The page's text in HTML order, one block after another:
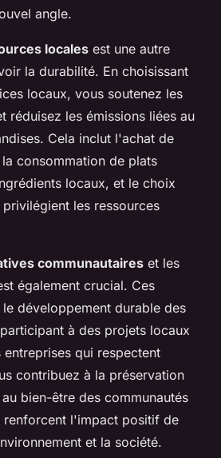
angle.
locales est une autre
la durabilité. En choisissant
locaux, vous soutenez les
réduisez les émissions liées au
Cela inclut l'achat de
consommation de plats
locaux, et le choix
les ressources
communautaires et les
également crucial. Ces
développement durable des
à des projets locaux
qui respectent
contribuez à la préservation
bien-être des communautés
renforcent l'impact positif de
et la société.